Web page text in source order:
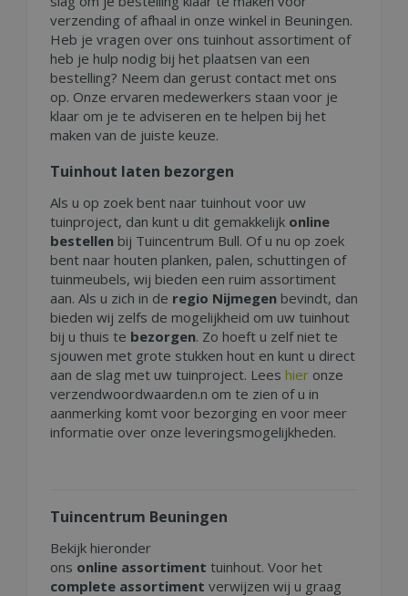
verzending of afhaal in onze winkel in Beuningen.
Heb je vragen over ons tuinhout assortiment of
heb je hulp nodig bij het plaatsen van een
bestelling? Neem dan gerust contact met ons
op. Onze ervaren medewerkers staan voor je
klaar om je te adviseren en te helpen bij het
maken van de juiste keuze.
Tuinhout laten bezorgen
Als u op zoek bent naar tuinhout voor uw
tuinproject, dan kunt u dit gemakkelijk online
bestellen bij Tuincentrum Bull. Of u nu op zoek
bent naar houten planken, palen, schuttingen of
tuinmeubels, wij bieden een ruim assortiment
aan. Als u zich in de regio Nijmegen bevindt, dan
bieden wij zelfs de mogelijkheid om uw tuinhout
bij u thuis te bezorgen. Zo hoeft u zelf niet te
sjouwen met grote stukken hout en kunt u direct
aan de slag met uw tuinproject. Lees hier onze
verzendwoordwaarden.n om te zien of u in
aanmerking komt voor bezorging en voor meer
informatie over onze leveringsmogelijkheden.
Tuincentrum Beuningen
Bekijk hieronder
ons online assortiment tuinhout. Voor het
complete assortiment verwijzen wij u graag